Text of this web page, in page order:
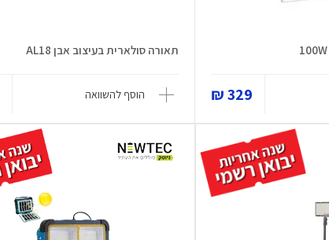
329 ₪
תאורה סולארית בעיצוב אבן AL18
הוסף להשוואה